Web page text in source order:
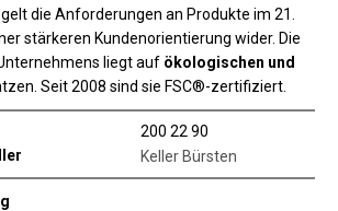
die Anforderungen an Produkte im 21.
stärkeren Kundenorientierung wider. Die
liegt auf ökologischen und
Seit 2008 sind sie FSC®-zertifiziert.
200 22 90
Keller Bürsten